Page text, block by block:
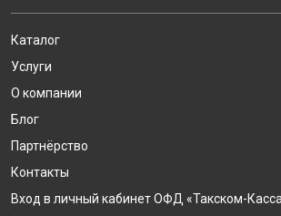
Каталог
Услуги
О компании
Блог
Партнёрство
Контакты
Вход в личный кабинет ОФД «Такском-